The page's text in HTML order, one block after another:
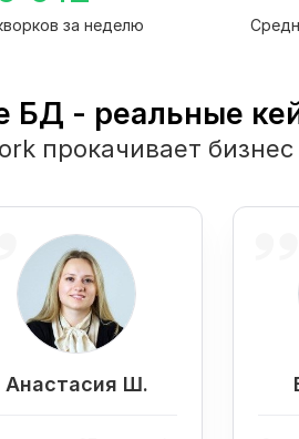
за неделю
БД - реальные
прокачивает бизнес
Анастасия Ш.